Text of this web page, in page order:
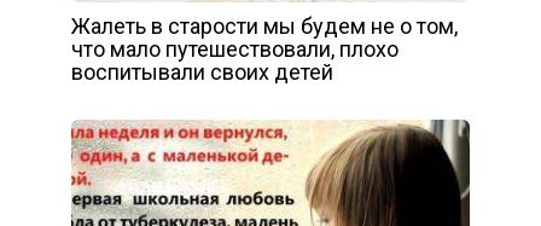
Жалеть в старости мы будем не о том,
что мало путешествовали, плохо
воспитывали своих детей